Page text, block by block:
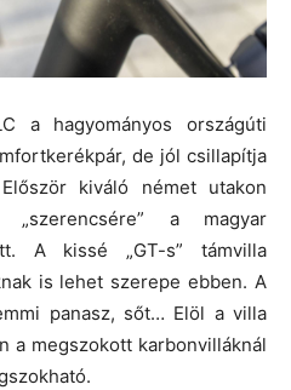
a hagyományos országúti
de jól csillapítja
kiváló német utakon
a magyar
A kissé „GT-s” támvilla
is lehet szerepe ebben. A
panasz, sőt… Elöl a villa
a megszokott karbonvilláknál